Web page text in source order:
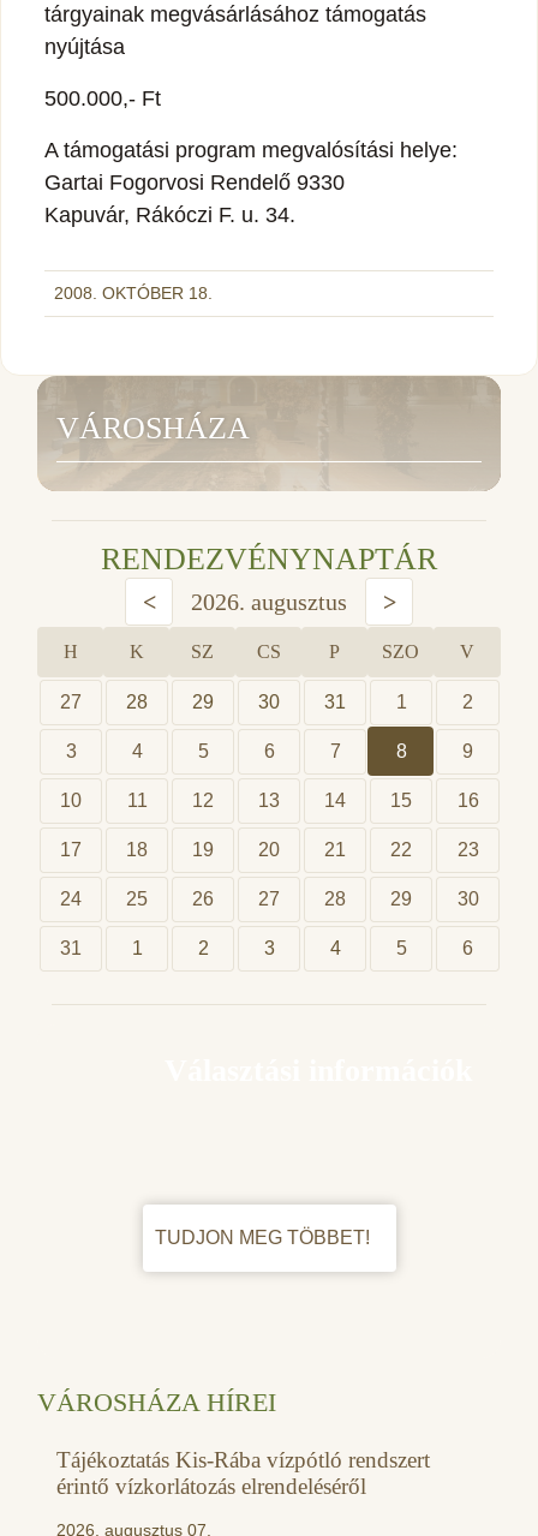
tárgyainak megvásárlásához támogatás
nyújtása
500.000,- Ft
A támogatási program megvalósítási helye:
Gartai Fogorvosi Rendelő 9330
Kapuvár, Rákóczi F. u. 34.
2008. OKTÓBER 18.
VÁROSHÁZA
RENDEZVÉNYNAPTÁR
< 2026. augusztus >
H K SZ CS P SZO V
27 28 29 30 31 1 2
3 4 5 6 7 8 9
10 11 12 13 14 15 16
17 18 19 20 21 22 23
24 25 26 27 28 29 30
31 1 2 3 4 5 6
TUDJON MEG TÖBBET!
VÁROSHÁZA HÍREI
Tájékoztatás Kis-Rába vízpótló rendszert
érintő vízkorlátozás elrendeléséről
2026. augusztus 07.